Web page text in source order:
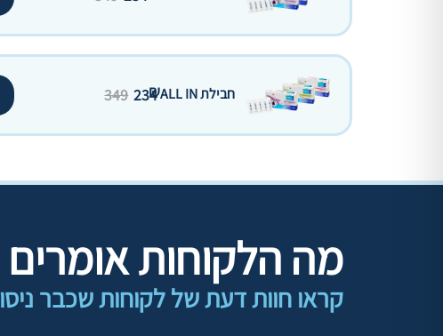
חבילת ALL IN ₪
234
349
מה הלקוחות אומרים
קראו חוות דעת של לקוחות שכבר ניסו